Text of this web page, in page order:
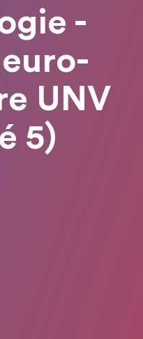
-
UNV
5)